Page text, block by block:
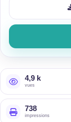
4,9 k
vues
738
impressions